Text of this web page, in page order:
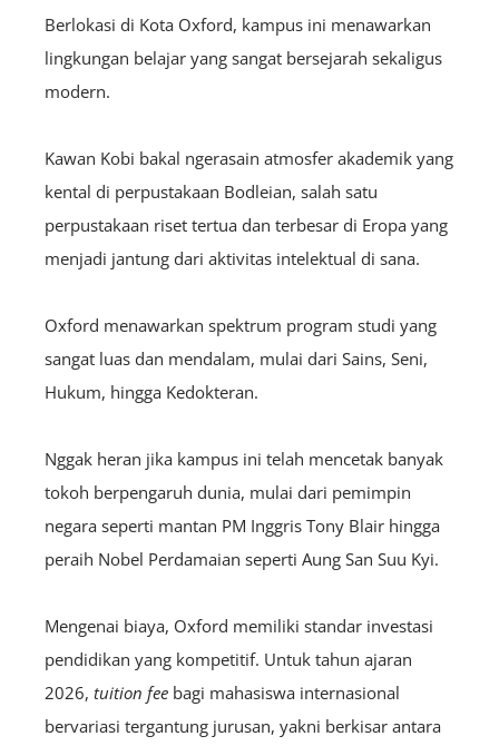
Berlokasi di Kota Oxford, kampus ini menawarkan
lingkungan belajar yang sangat bersejarah sekaligus
modern.
Kawan Kobi bakal ngerasain atmosfer akademik yang
kental di perpustakaan Bodleian, salah satu
perpustakaan riset tertua dan terbesar di Eropa yang
menjadi jantung dari aktivitas intelektual di sana.
Oxford menawarkan spektrum program studi yang
sangat luas dan mendalam, mulai dari Sains, Seni,
Hukum, hingga Kedokteran.
Nggak heran jika kampus ini telah mencetak banyak
tokoh berpengaruh dunia, mulai dari pemimpin
negara seperti mantan PM Inggris Tony Blair hingga
peraih Nobel Perdamaian seperti Aung San Suu Kyi.
Mengenai biaya, Oxford memiliki standar investasi
pendidikan yang kompetitif. Untuk tahun ajaran
2026, tuition fee bagi mahasiswa internasional
bervariasi tergantung jurusan, yakni berkisar antara